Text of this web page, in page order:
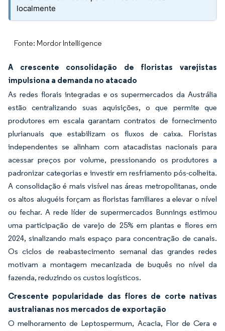
localmente
Fonte: Mordor Intelligence
A crescente consolidação de floristas varejistas
impulsiona a demanda no atacado
As redes florais integradas e os supermercados da Austrália
estão centralizando suas aquisições, o que permite que
produtores em escala garantam contratos de fornecimento
plurianuais que estabilizam os fluxos de caixa. Floristas
independentes se alinham com atacadistas nacionais para
acessar preços por volume, pressionando os produtores a
padronizar categorias e investir em resfriamento pós-colheita.
A consolidação é mais visível nas áreas metropolitanas, onde
os altos aluguéis forçam as floristas familiares a elevar o nível
ou fechar. A rede líder de supermercados Bunnings estimou
uma participação de varejo de 25% em plantas e flores em
2024, sinalizando mais espaço para concentração de canais.
Os ciclos de reabastecimento semanal das grandes redes
motivam a montagem mecanizada de buquês no nível da
fazenda, reduzindo os custos logísticos.
Crescente popularidade das flores de corte nativas
australianas nos mercados de exportação
O melhoramento de Leptospermum, Acacia, Flor de Cera e